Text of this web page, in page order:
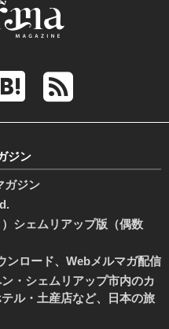
ジン
ガジン
シェムリアップ版（偶数
ンロード、Webメルマガ配信
・シェムリアップ市内のカ
ル・土産店など、日本の旅